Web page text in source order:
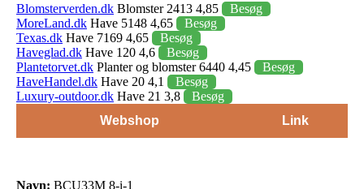
Blomsterverden.dk Blomster 2413 4,85
Besøg
MoreLand.dk Have 5148 4,65
Besøg
Texas.dk Have 7169 4,65
Besøg
Haveglad.dk Have 120 4,6
Besøg
Plantetorvet.dk Planter og blomster 6440 4,45
Besøg
HaveHandel.dk Have 20 4,1
Besøg
Luxury-outdoor.dk Have 21 3,8
Besøg
Webshop
Link
Navn: BCU33M 8-i-1